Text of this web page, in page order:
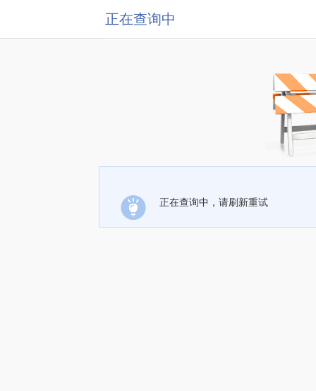
正在查询中
正在查询中，请刷新重试